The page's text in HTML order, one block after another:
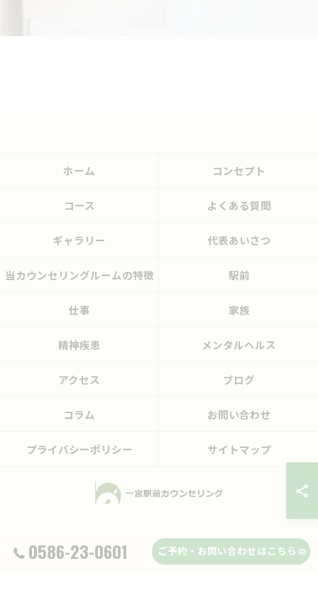
0586-23-0601 ご予約・お問い合わせはこちら
ホーム コンセプト
コース よくある質問
ギャラリー 代表あいさつ
当カウンセリングルームの特徴 駅前
仕事 家族
精神疾患 メンタルヘルス
アクセス ブログ
コラム お問い合わせ
プライバシーポリシー サイトマップ
© 2026 愛知県一宮市のカウンセリングなら一宮駅前カウンセリング ALL RIGHTS
RESERVED.